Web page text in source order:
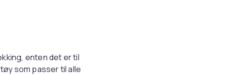
enten det er til
som passer til alle